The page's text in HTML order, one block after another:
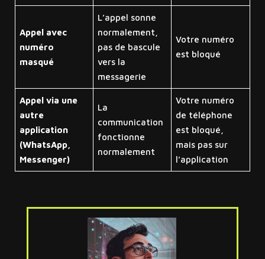
Appel avec
numéro
masqué
L’appel sonne
normalement,
pas de bascule
vers la
messagerie
Votre numéro
est bloqué
Appel via une
autre
application
(WhatsApp,
Messenger)
La
communication
fonctionne
normalement
Votre numéro
de téléphone
est bloqué,
mais pas sur
l’application